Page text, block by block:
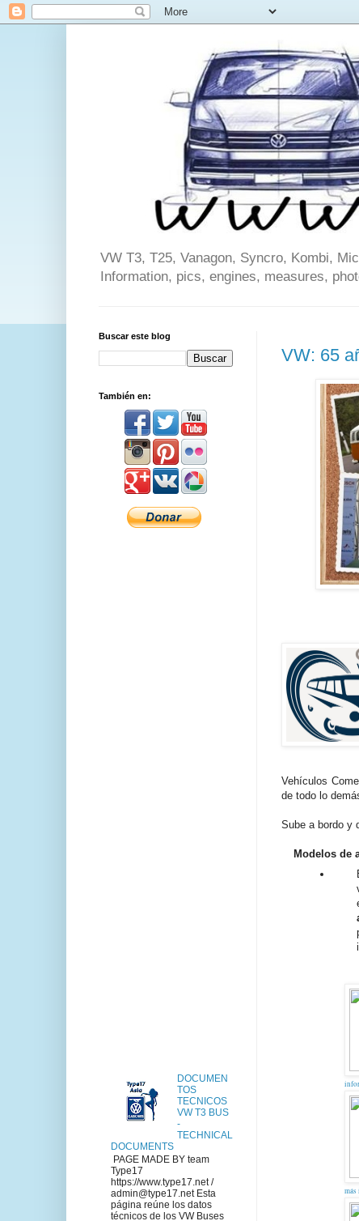
VW T3, T25, Vanagon, Syncro, Kombi,
Information, pics, engines, measures,
VW: 65
Vehículos
de todo lo
Sube a bordo y
Modelos de
Buscar este blog
También en:
DOCUMEN
TOS
TECNICOS
VW T3 BUS
-
TECHNICAL
DOCUMENTS
PAGE MADE BY team
Type17
https://www.type17.net /
admin@type17.net Esta
página reúne los datos
técnicos de los VW Buses